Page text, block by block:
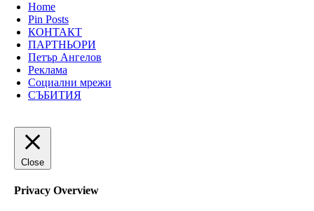
Home
Pin Posts
КОНТАКТ
ПАРТНЬОРИ
Петър Ангелов
Реклама
Социални мрежи
СЪБИТИЯ
Close
Privacy Overview